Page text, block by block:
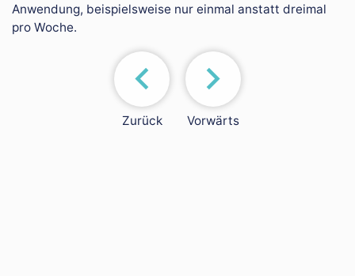
Anwendung, beispielsweise nur einmal anstatt dreimal
pro Woche.
chevron_left
Zurück
chevron_right
Vorwärts